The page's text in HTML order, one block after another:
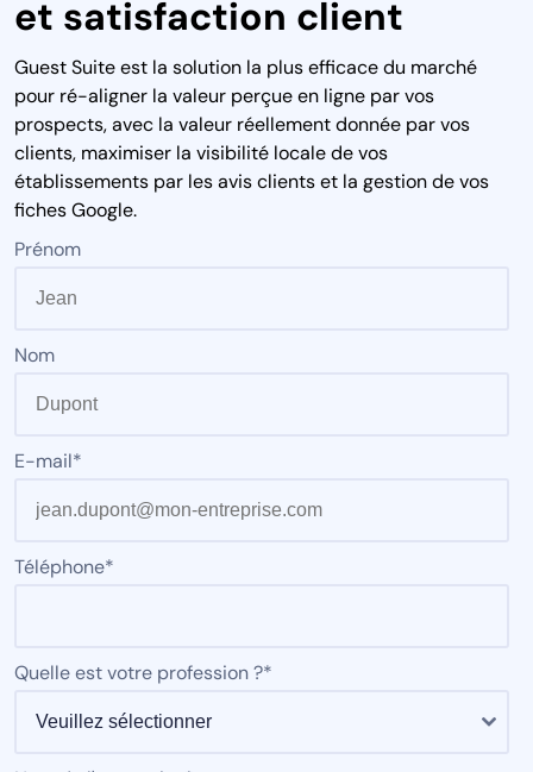
et satisfaction client
Guest Suite est la solution la plus efficace du marché
pour ré-aligner la valeur perçue en ligne par vos
prospects, avec la valeur réellement donnée par vos
clients, maximiser la visibilité locale de vos
établissements par les avis clients et la gestion de vos
fiches Google.
Prénom
Nom
E-mail*
Téléphone*
Quelle est votre profession ?*